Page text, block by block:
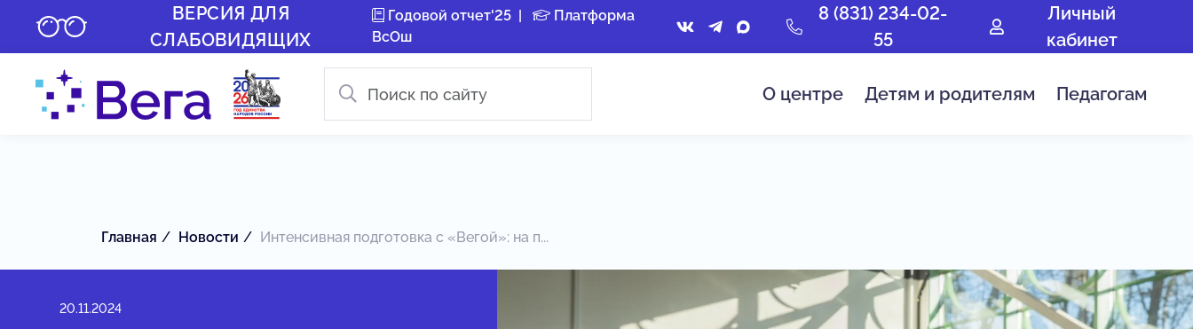
ВЕРСИЯ ДЛЯ
СЛАБОВИДЯЩИХ
Годовой отчет'25|
Платформа
ВсОш
8 (831) 234-02-
55
Личный
кабинет
О центре Детям и родителям Педагогам
Главная Новости Интенсивная подготовка с «Вегой»: на п...
20.11.2024